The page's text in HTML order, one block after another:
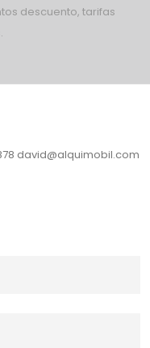
descuento, tarifas
david@alquimobil.com